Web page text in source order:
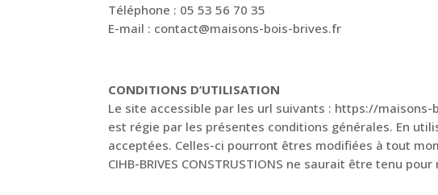
Téléphone : 05 53 56 70 35
E-mail : contact@maisons-bois-brives.fr
CONDITIONS D’UTILISATION
Le site accessible par les url suivants : https://
est régie par les présentes conditions générales. En
acceptées. Celles-ci pourront êtres modifiées à tout
CIHB-BRIVES CONSTRUSTIONS ne saurait être tenu